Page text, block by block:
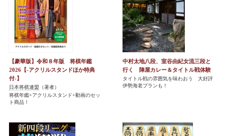
【豪華版】令和８年版 将棋年鑑
2026【-アクリルスタンドほか特典
付-】
日本将棋連盟 （著者）
将棋年鑑+アクリルスタンド+動画のセッ
ト商品！
中村太地八段、室谷由紀女流三段と
行く 陣屋カレー＆タイトル戦体験
タイトル戦の雰囲気を味わおう 大好評
伊勢海老プランも！